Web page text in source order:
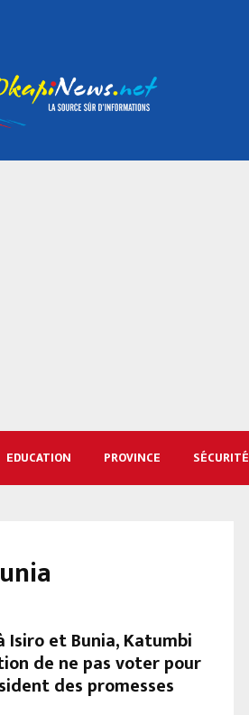
EDUCATION PROVINCE SÉCURITÉ
Isiro et Bunia, Katumbi
de ne pas voter pour
des promesses